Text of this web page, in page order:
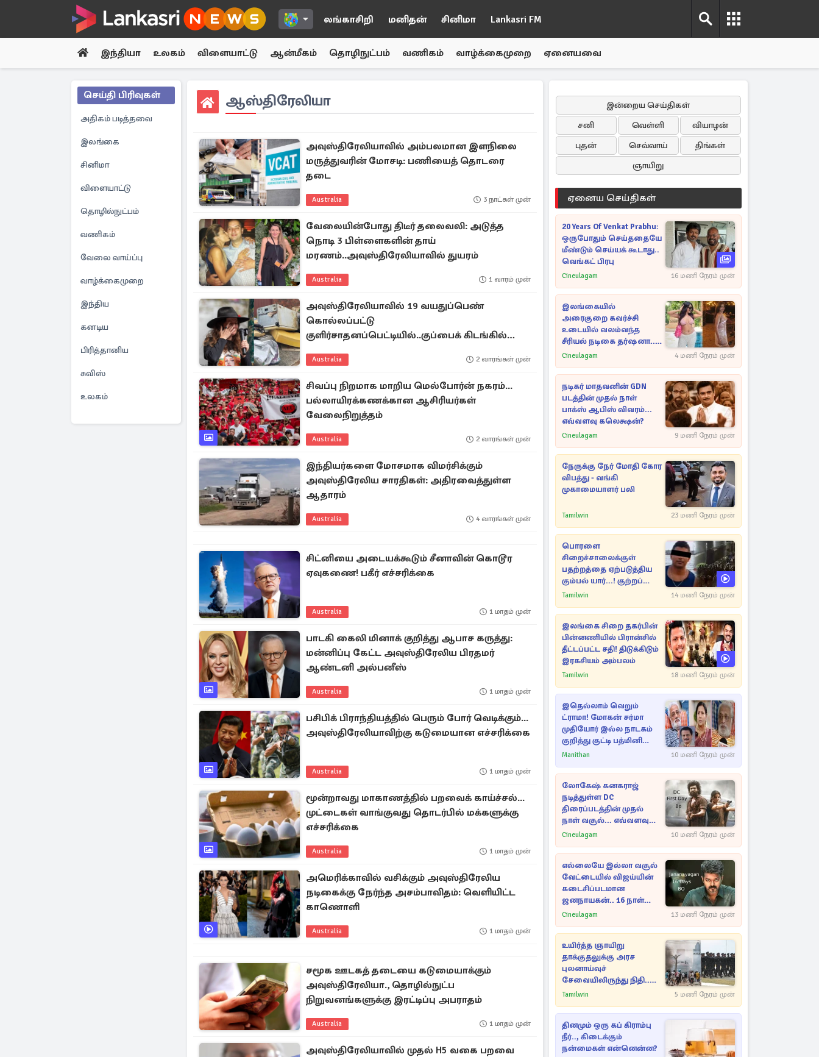
லங்காசிறி மனிதன் சினிமா Lankasri FM
இந்தியா உலகம் விளையாட்டு ஆன்மீகம் தொழிநுட்பம் வணிகம் வாழ்க்கைமுறை ஏனையவை
செய்தி பிரிவுகள்
அதிகம் படித்தவை
இலங்கை
சினிமா
விளையாட்டு
தொழில்நுட்பம்
வணிகம்
வேலை வாய்ப்பு
வாழ்க்கைமுறை
இந்திய
கனடிய
பிரித்தானிய
சுவிஸ்
உலகம்
ஆஸ்திரேலியா
அவுஸ்திரேலியாவில் அம்பலமான இளநிலை
மருத்துவரின் மோசடி: பணியைத் தொடரை
தடை
Australia 3 நாட்கள் முன்
வேலையின்போது திடீர் தலைவலி: அடுத்த
நொடி 3 பிள்ளைகளின் தாய்
மரணம்..அவுஸ்திரேலியாவில் துயரம்
Australia 1 வாரம் முன்
அவுஸ்திரேலியாவில் 19 வயதுப்பெண்
கொல்லப்பட்டு
குளிர்சாதனப்பெட்டியில்..குப்பைக் கிடங்கில்
Australia 2 வாரங்கள் முன்
சிவப்பு நிறமாக மாறிய மெல்போர்ன் நகரம்...
பல்லாயிரக்கணக்கான ஆசிரியர்கள்
வேலைநிறுத்தம்
Australia 2 வாரங்கள் முன்
இந்தியர்களை மோசமாக விமர்சிக்கும்
அவுஸ்திரேலிய சாரதிகள்: அதிரவைத்துள்ள
ஆதாரம்
Australia 4 வாரங்கள் முன்
சிட்னியை அடையக்கூடும் சீனாவின் கொடூர
ஏவுகணை! பகீர் எச்சரிக்கை
Australia 1 மாதம் முன்
பாடகி கைலி மினாக் குறித்து ஆபாச கருத்து:
மன்னிப்பு கேட்ட அவுஸ்திரேலிய பிரதமர்
ஆண்டனி அல்பனீஸ்
Australia 1 மாதம் முன்
பசிபிக் பிராந்தியத்தில் பெரும் போர் வெடிக்கும்...
அவுஸ்திரேலியாவிற்கு கடுமையான எச்சரிக்கை
Australia 1 மாதம் முன்
மூன்றாவது மாகாணத்தில் பறவைக் காய்ச்சல்...
முட்டைகள் வாங்குவது தொடர்பில் மக்களுக்கு
எச்சரிக்கை
Australia 1 மாதம் முன்
அமெரிக்காவில் வசிக்கும் அவுஸ்திரேலிய
நடிகைக்கு நேர்ந்த அசம்பாவிதம்: வெளியிட்ட
காணொளி
Australia 1 மாதம் முன்
சமூக ஊடகத் தடையை கடுமையாக்கும்
அவுஸ்திரேலியா., தொழில்நுட்ப
நிறுவனங்களுக்கு இரட்டிப்பு அபராதம்
Australia 1 மாதம் முன்
அவுஸ்திரேலியாவில் முதல் H5 வகை பறவை
இன்றைய செய்திகள்
சனி
வெள்ளி
வியாழன்
புதன்
செவ்வாய்
திங்கள்
ஞாயிறு
ஏனைய செய்திகள்
20 Years Of Venkat Prabhu:
ஒருபோதும் செய்ததையே
மீண்டும் செய்யக் கூடாது..
வெங்கட் பிரபு
Cineulagam 16 மணி நேரம் முன்
இலங்கையில்
அரைகுறை கவர்ச்சி
உடையில் வலம்வந்த
சீரியல் நடிகை தர்ஷனா...
அவரே வெளியிட்ட
Cineulagam 4 மணி நேரம் முன்
நடிகர் மாதவனின் GDN
படத்தின் முதல் நாள்
பாக்ஸ் ஆபிஸ் விவரம்...
எவ்வளவு கலெக்ஷன்?
Cineulagam 9 மணி நேரம் முன்
நேருக்கு நேர் மோதி கோர
விபத்து - வங்கி
முகாமையாளர் பலி
Tamilwin 23 மணி நேரம் முன்
பொரளை
சிறைச்சாலைக்குள்
பதற்றத்தை ஏற்படுத்திய
கும்பல் யார்...! குற்றப்
பின்னணி தொடர்பில்
Tamilwin 14 மணி நேரம் முன்
இலங்கை சிறை தகர்பின்
பின்னணியில் பிரான்சில்
தீட்டப்பட்ட சதி! திடுக்கிடும்
இரகசியம் அம்பலம்
Tamilwin 18 மணி நேரம் முன்
இதெல்லாம் வெறும்
ட்ராமா! மோகன் சர்மா
முதியோர் இல்ல நாடகம்
குறித்து குட்டி பத்மினி
பரபரப்பு பேட்டி
Manithan 10 மணி நேரம் முன்
லோகேஷ் கனகராஜ்
நடித்துள்ள DC
திரைப்படத்தின் முதல்
நாள் வசூல்... எவ்வளவு
தெரியுமா?
Cineulagam 10 மணி நேரம் முன்
எல்லையே இல்லா வசூல்
வேட்டையில் விஜய்யின்
கடைசிப்படமான
ஜனநாயகன்.. 16 நாள்
பாக்ஸ் ஆபிஸ்
Cineulagam 13 மணி நேரம் முன்
உயிர்த்த ஞாயிறு
தாக்குதலுக்கு அரச
புலனாய்வுச்
சேவையிலிருந்து நிதி..
வெளியான அதிர்ச்சி
Tamilwin 5 மணி நேரம் முன்
தினமும் ஒரு கப் கிராம்பு
நீர்.., கிடைக்கும்
நன்மைகள் என்னென்ன?